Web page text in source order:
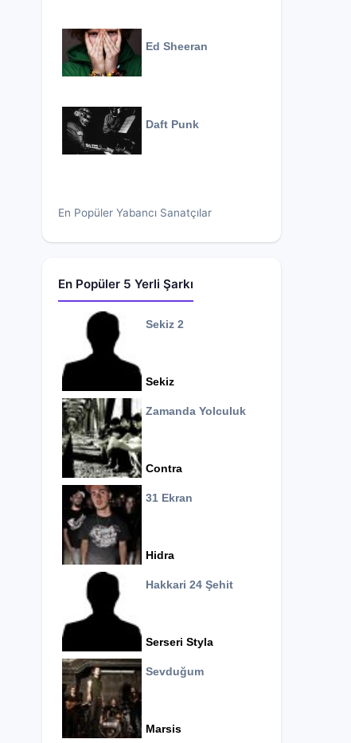
Ed Sheeran
Daft Punk
En Popüler Yabancı Sanatçılar
En Popüler 5 Yerli Şarkı
Sekiz 2
Sekiz
Zamanda Yolculuk
Contra
31 Ekran
Hidra
Hakkari 24 Şehit
Serseri Styla
Sevduğum
Marsis